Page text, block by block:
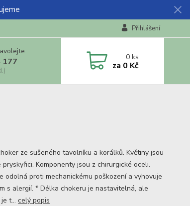
Přihlášení
177 0ks
za 0 Kč
ze sušeného tavolníku a korálků. Květiny jsou
Komponenty jsou z chirurgické oceli.
odolná proti mechanickému poškození a vyhovuje
s alergií. * Délka chokeru je nastavitelná, ale
t... celý popis